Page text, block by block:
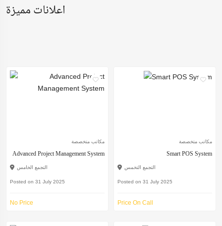
اعلانات مميزة
مكاتب متخصصة
Advanced Project Management System
التجمع الخامس
Posted on 31 July 2025
No Price
مكاتب متخصصة
Smart POS System
التجمع التخمس
Posted on 31 July 2025
Price On Call